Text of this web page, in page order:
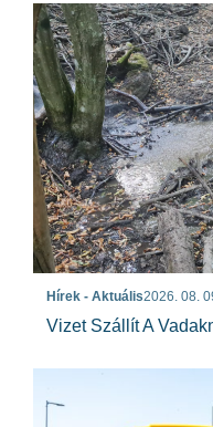
Hírek - Aktuális2026. 08.
Vizet Szállít A